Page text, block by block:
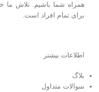
همراه شما باشیم. تلاش ما
برای تمام افراد است.
اطلاعات بیشتر
بلاگ
سوالات متداول